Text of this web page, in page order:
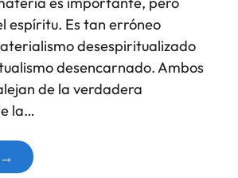
espíritu. Es tan erróneo
desespiritualizado
desencarnado. Ambos
de la verdadera
la…